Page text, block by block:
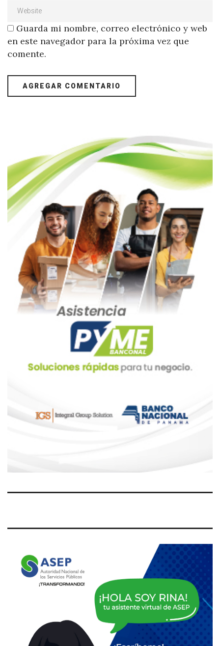
Guarda mi nombre, correo electrónico y web
en este navegador para la próxima vez que
comente.